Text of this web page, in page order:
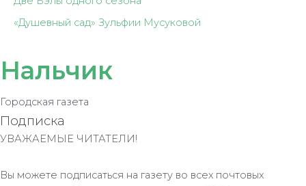
«Душевный сад» Зульфии Мусуковой
Нальчик
Городская газета
Подписка
УВАЖАЕМЫЕ ЧИТАТЕЛИ!
Вы можете подписаться на газету во всех почтовых